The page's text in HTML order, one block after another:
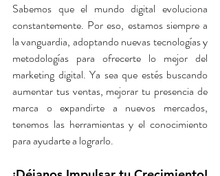
Sabemos que el mundo digital evoluciona
constantemente. Por eso, estamos siempre a
la vanguardia, adoptando nuevas tecnologías y
metodologías para ofrecerte lo mejor del
marketing digital. Ya sea que estés buscando
aumentar tus ventas, mejorar tu presencia de
marca o expandirte a nuevos mercados,
tenemos las herramientas y el conocimiento
para ayudarte a lograrlo.